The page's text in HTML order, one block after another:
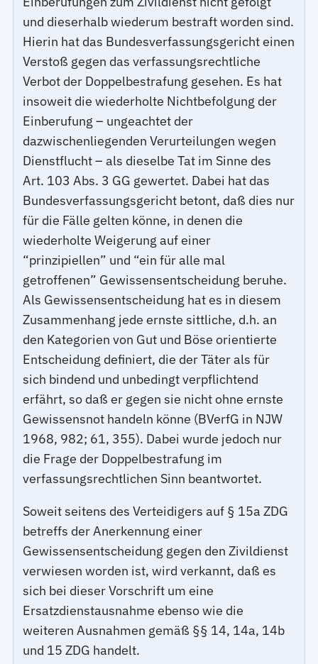
und dieserhalb wiederum bestraft worden sind.
Hierin hat das Bundesverfassungsgericht einen
Verstoß gegen das verfassungsrechtliche
Verbot der Doppelbestrafung gesehen. Es hat
insoweit die wiederholte Nichtbefolgung der
Einberufung – ungeachtet der
dazwischenliegenden Verurteilungen wegen
Dienstflucht – als dieselbe Tat im Sinne des
Art. 103 Abs. 3 GG gewertet. Dabei hat das
Bundesverfassungsgericht betont, daß dies nur
für die Fälle gelten könne, in denen die
wiederholte Weigerung auf einer
“prinzipiellen” und “ein für alle mal
getroffenen” Gewissensentscheidung beruhe.
Als Gewissensentscheidung hat es in diesem
Zusammenhang jede ernste sittliche, d.h. an
den Kategorien von Gut und Böse orientierte
Entscheidung definiert, die der Täter als für
sich bindend und unbedingt verpflichtend
erfährt, so daß er gegen sie nicht ohne ernste
Gewissensnot handeln könne (BVerfG in NJW
1968, 982; 61, 355). Dabei wurde jedoch nur
die Frage der Doppelbestrafung im
verfassungsrechtlichen Sinn beantwortet.
Soweit seitens des Verteidigers auf § 15a ZDG
betreffs der Anerkennung einer
Gewissensentscheidung gegen den Zivildienst
verwiesen worden ist, wird verkannt, daß es
sich bei dieser Vorschrift um eine
Ersatzdienstausnahme ebenso wie die
weiteren Ausnahmen gemäß §§ 14, 14a, 14b
und 15 ZDG handelt.